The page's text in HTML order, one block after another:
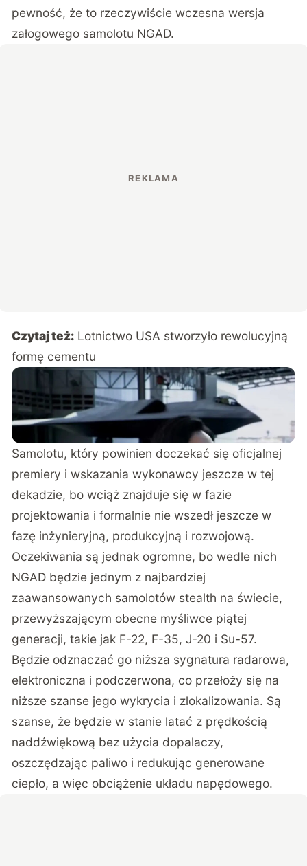
pewność, że to rzeczywiście wczesna wersja
załogowego samolotu NGAD.
Czytaj też: Lotnictwo USA stworzyło rewolucyjną
formę cementu
Samolotu, który powinien doczekać się oficjalnej
premiery i wskazania wykonawcy jeszcze w tej
dekadzie, bo wciąż znajduje się w fazie
projektowania i formalnie nie wszedł jeszcze w
fazę inżynieryjną, produkcyjną i rozwojową.
Oczekiwania są jednak ogromne, bo wedle nich
NGAD będzie jednym z najbardziej
zaawansowanych samolotów stealth na świecie,
przewyższającym obecne myśliwce piątej
generacji, takie jak F-22, F-35, J-20 i Su-57.
Będzie odznaczać go niższa sygnatura radarowa,
elektroniczna i podczerwona, co przełoży się na
niższe szanse jego wykrycia i zlokalizowania. Są
szanse, że będzie w stanie latać z prędkością
naddźwiękową bez użycia dopalaczy,
oszczędzając paliwo i redukując generowane
ciepło, a więc obciążenie układu napędowego.